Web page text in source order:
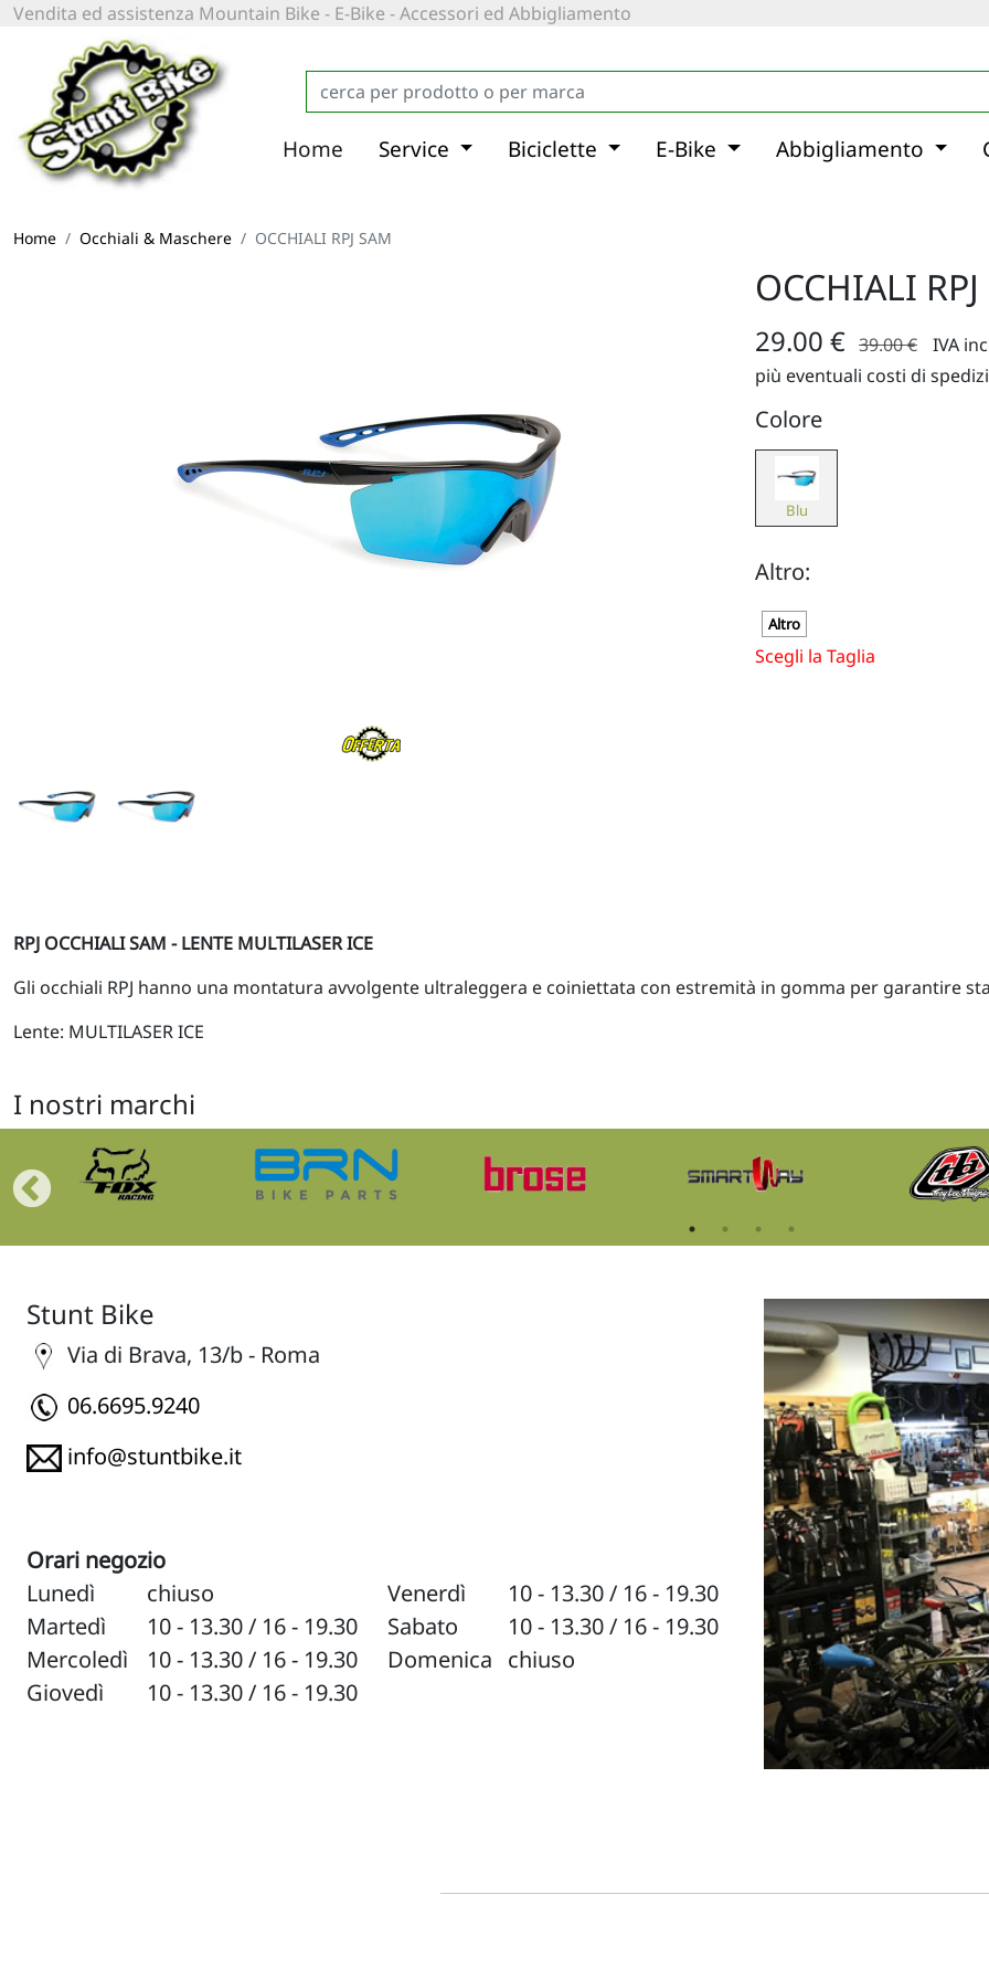
Vendita ed assistenza Mountain Bike - E-Bike - Accessori ed Abbigliamento
Home Service Biciclette E-Bike Abbigliamento
Home Occhiali & Maschere OCCHIALI RPJ SAM
OCCHIALI
29.00 € 39.00 €
IVA
più eventuali costi di
Colore
Blu
Altro:
Altro
Scegli la Taglia
RPJ OCCHIALI SAM - LENTE MULTILASER ICE
Gli occhiali RPJ hanno una montatura avvolgente ultraleggera e coiniettata con estremità in gomma per garantire
Lente: MULTILASER ICE
I nostri marchi
Stunt Bike
Via di Brava, 13/b - Roma
06.6695.9240
info@stuntbike.it
Orari negozio
Lunedì
chiuso
Martedì
10 - 13.30 / 16 - 19.30
Mercoledì
10 - 13.30 / 16 - 19.30
Giovedì
10 - 13.30 / 16 - 19.30
Venerdì
10 - 13.30 / 16 - 19.30
Sabato
10 - 13.30 / 16 - 19.30
Domenica chiuso